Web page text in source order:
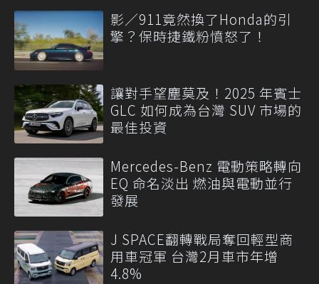
影／911竟然換了Honda的引
擎？保時捷鐵粉憤怒了！
讓對手望塵莫及！2025 年賓士
GLC 如何成為台灣 SUV 市場的
最佳投資
Mercedes-Benz 電動策略轉向
EQ 命名淡出 燃油與電動並行
發展
J SPACE翻轉戰局奪回輕型商
用車冠軍 台灣2月車市年增
4.8%